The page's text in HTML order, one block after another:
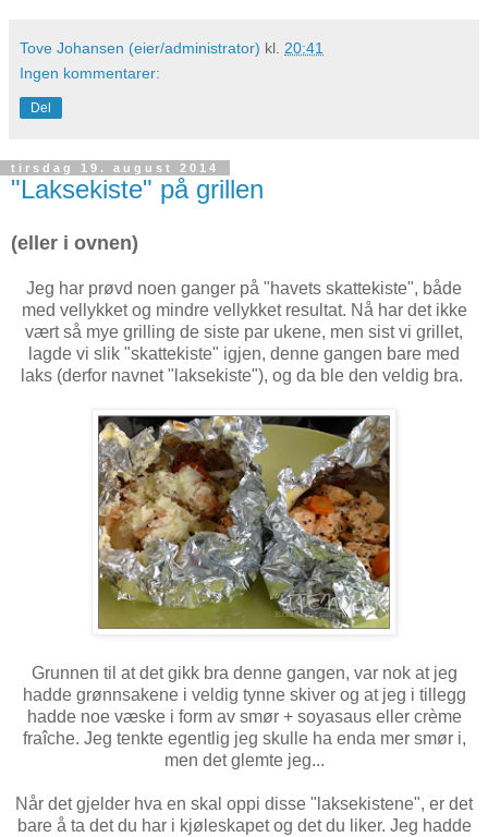
Tove Johansen (eier/administrator) kl. 20:41
Ingen kommentarer:
Del
tirsdag 19. august 2014
"Laksekiste" på grillen
(eller i ovnen)
Jeg har prøvd noen ganger på "havets skattekiste", både
med vellykket og mindre vellykket resultat. Nå har det ikke
vært så mye grilling de siste par ukene, men sist vi grillet,
lagde vi slik "skattekiste" igjen, denne gangen bare med
laks (derfor navnet "laksekiste"), og da ble den veldig bra.
Grunnen til at det gikk bra denne gangen, var nok at jeg
hadde grønnsakene i veldig tynne skiver og at jeg i tillegg
hadde noe væske i form av smør + soyasaus eller crème
fraîche. Jeg tenkte egentlig jeg skulle ha enda mer smør i,
men det glemte jeg...
Når det gjelder hva en skal oppi disse "laksekistene", er det
bare å ta det du har i kjøleskapet og det du liker. Jeg hadde